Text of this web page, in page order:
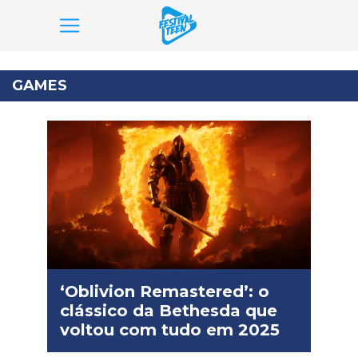
para
o
conteúdo
GAMES
‘Oblivion Remastered’: o
clássico da Bethesda que
voltou com tudo em 2025